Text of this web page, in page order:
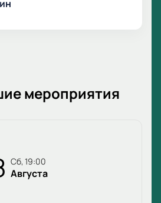
мероприятия
сб, 19:00
Августа